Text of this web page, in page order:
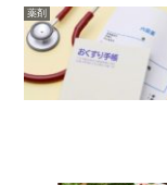
薬剤